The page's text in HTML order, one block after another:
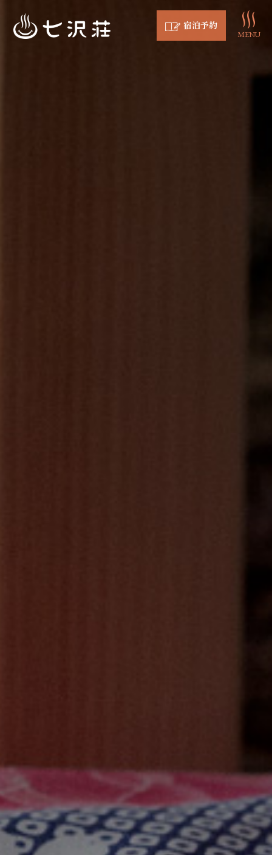
宿泊予約
MENU